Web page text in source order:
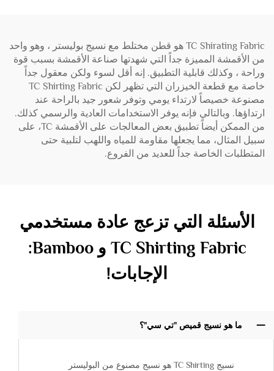
TC Shirating Fabric هو قطن مختلط مع نسيج بوليستر ، وهو واحد
من الأقمشة المميزة جداً التي شهدتها صناعة الأقمشة بسبب قوة
وراحة ، وكذلك قابلية التطبيق. إنه أقل لسوء ولكن معقول جداً
خاصة مع قطعة الخيزران التي تظهر لكن TC Shirting Fabric
مصنوعة خصيصاً لارتداء يومي وتوفر شعور جيد بالراحة عند
ارتداؤها. وبالتالي فإنه يوفر الاستخدامات العادية والرسمي كذلك.
من الممكن أيضاً تطبيق بعض المعالجات على الأقمشة TC، على
سبيل المثال، مما يجعلها مقاومة للمياه واللهب لتلبية حتى
المتطلبات الخاصة جداً للعديد من الفروع.
الأسئلة التي تزعج عادة مستخدمي
TC Shirting Fabric و Bamboo:
الإجابات!
ما هو نسيج قميص "تي سي"؟
نسيج TC Shirting هو نسيج مصنوع من البوليستر